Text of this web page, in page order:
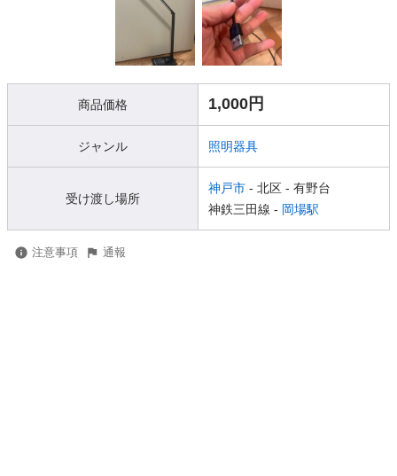
商品価格 1,000円
ジャンル 照明器具
受け渡し場所
神戸市 - 北区 - 有野台
神鉄三田線 - 岡場駅
注意事項 通報